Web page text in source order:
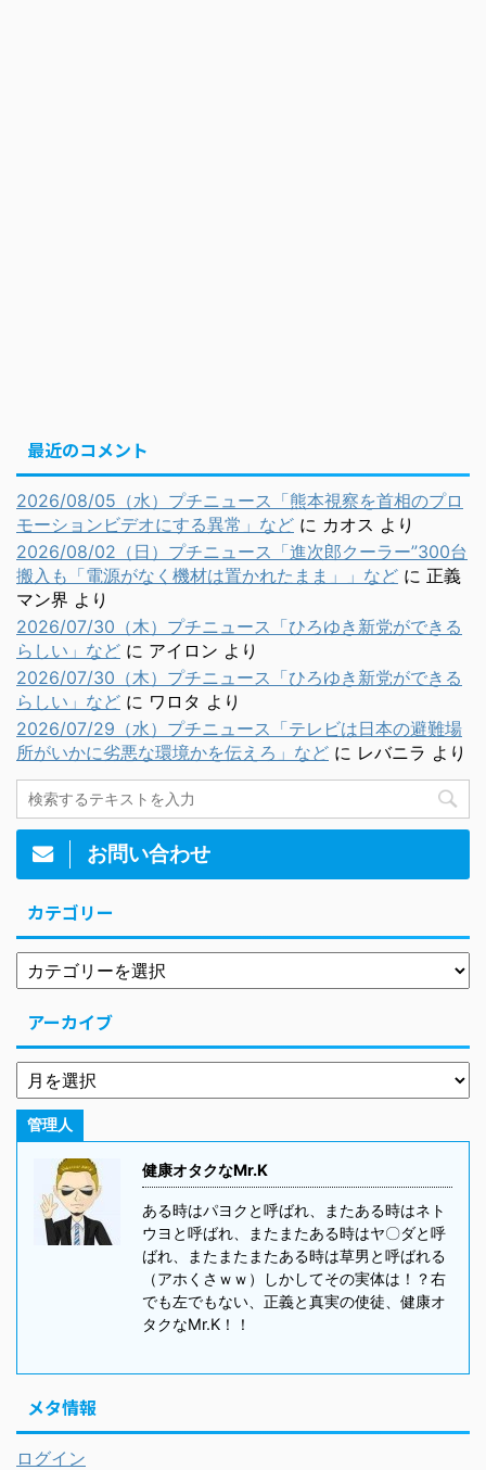
最近のコメント
2026/08/05（水）プチニュース「熊本視察を首相のプロ
モーションビデオにする異常」など に カオス より
2026/08/02（日）プチニュース「進次郎クーラー”300台
搬入も「電源がなく機材は置かれたまま」」など に 正義
マン界 より
2026/07/30（木）プチニュース「ひろゆき新党ができる
らしい」など に アイロン より
2026/07/30（木）プチニュース「ひろゆき新党ができる
らしい」など に ワロタ より
2026/07/29（水）プチニュース「テレビは日本の避難場
所がいかに劣悪な環境かを伝えろ」など に レバニラ より
お問い合わせ
カテゴリー
アーカイブ
管理人
健康オタクなMr.K
ある時はパヨクと呼ばれ、またある時はネト
ウヨと呼ばれ、またまたある時はヤ〇ダと呼
ばれ、またまたまたある時は草男と呼ばれる
（アホくさｗｗ）しかしてその実体は！？右
でも左でもない、正義と真実の使徒、健康オ
タクなMr.K！！
メタ情報
ログイン